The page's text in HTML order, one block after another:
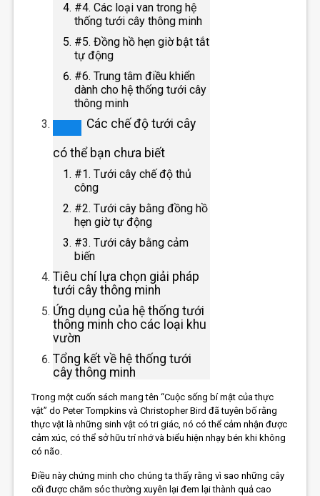
#4. Các loại van trong hệ
thống tưới cây thông minh
#5. Đồng hồ hẹn giờ bật tắt
tự động
#6. Trung tâm điều khiển
dành cho hệ thống tưới cây
thông minh
Các chế độ tưới cây
có thể bạn chưa biết
#1. Tưới cây chế độ thủ
công
#2. Tưới cây bằng đồng hồ
hẹn giờ tự động
#3. Tưới cây bằng cảm
biến
Tiêu chí lựa chọn giải pháp
tưới cây thông minh
Ứng dụng của hệ thống tưới
thông minh cho các loại khu
vườn
Tổng kết về hệ thống tưới
cây thông minh
Trong một cuốn sách mang tên “Cuộc sống bí mật của thực
vật” do Peter Tompkins và Christopher Bird đã tuyên bố rằng
thực vật là những sinh vật có tri giác, nó có thể cảm nhận được
cảm xúc, có thể sở hữu trí nhớ và biểu hiện nhạy bén khi không
có não.
Điều này chứng minh cho chúng ta thấy rằng vì sao những cây
cối được chăm sóc thường xuyên lại đem lại thành quả cao